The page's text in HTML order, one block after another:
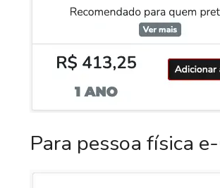
Para pessoa física